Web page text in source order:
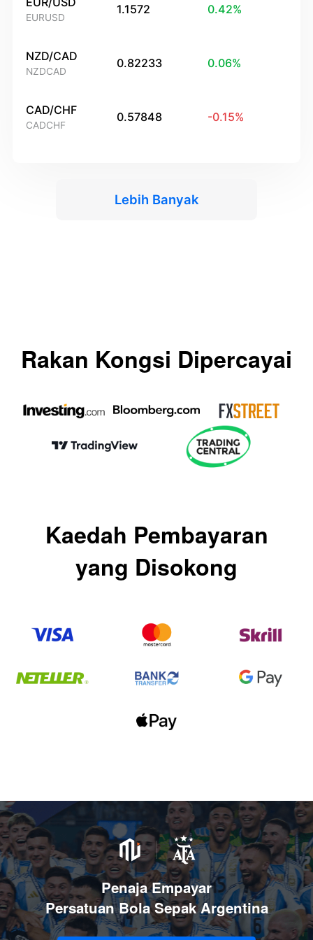
EURUSD
1.1572 0.42%
NZD/CAD
NZDCAD
0.82233 0.06%
CAD/CHF
CADCHF
0.57848 -0.15%
Lebih Banyak
Rakan Kongsi Dipercayai
Kaedah Pembayaran
yang Disokong
Penaja Empayar
Persatuan Bola Sepak Argentina